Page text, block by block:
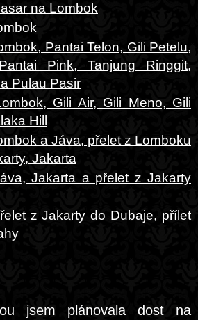
na Lombok
Pantai Telon, Gili Petelu,
Pink, Tanjung Ringgit,
Pulau Pasir
Gili Air, Gili Meno, Gili
Hill
a Jáva, přelet z Lomboku
Jakarta
Jakarta a přelet z Jakarty
z Jakarty do Dubaje, přílet
jsem plánovala dost na